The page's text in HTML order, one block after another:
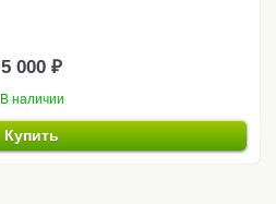
5 000 ₽
В наличии
Купить